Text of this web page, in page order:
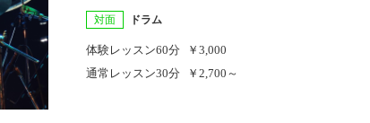
対面 ドラム
体験レッスン60分
￥3,000
通常レッスン30分 ￥2,700～